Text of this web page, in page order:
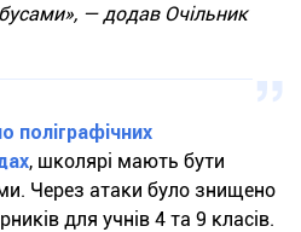
— додав Очільник
поліграфічних
, школярі мають бути
Через атаки було знищено
для учнів 4 та 9 класів.